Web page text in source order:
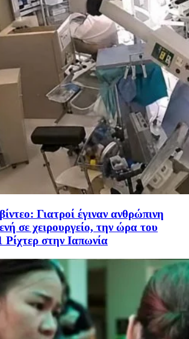
Γιατροί έγιναν ανθρώπινη
σε χειρουργείο, την ώρα του
Ρίχτερ στην Ιαπωνία